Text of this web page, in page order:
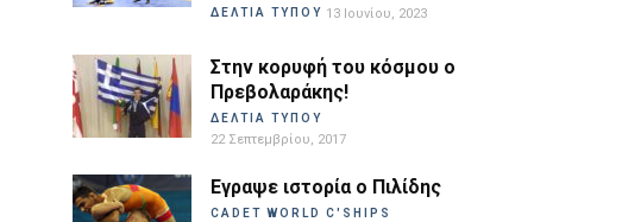
ΔΕΛΤΙΑ ΤΥΠΟΥ 13 Ιουνίου, 2023
Στην κορυφή του κόσμου ο
Πρεβολαράκης!
ΔΕΛΤΙΑ ΤΥΠΟΥ
22 Σεπτεμβρίου, 2017
Εγραψε ιστορία ο Πιλίδης
CADET WORLD C'SHIPS